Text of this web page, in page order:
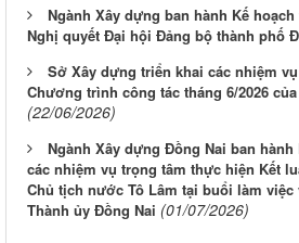
Ngành Xây dựng ban hành Kế
Nghị quyết Đại hội Đảng bộ thành phố
Sở Xây dựng triển khai các nhiệm
Chương trình công tác tháng 6/2026
(22/06/2026)
Ngành Xây dựng Đồng Nai ban
các nhiệm vụ trọng tâm thực hiện Kết
Chủ tịch nước Tô Lâm tại buổi làm
Thành ủy Đồng Nai (01/07/2026)